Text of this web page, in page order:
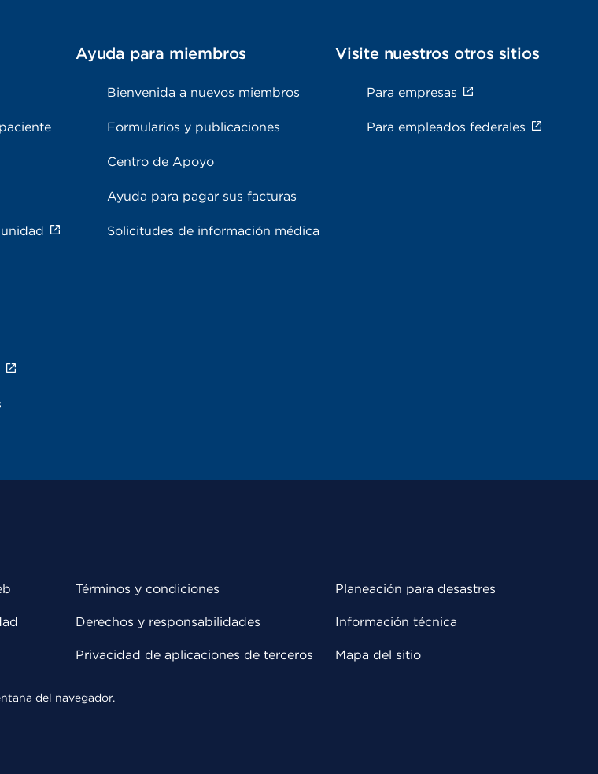
Ayuda para miembros
Bienvenida a nuevos miembros
Formularios y publicaciones
Centro de Apoyo
Ayuda para pagar sus facturas
Solicitudes de información médica
Visite nuestros otros sitios
Para empresas
Para empleados federales
Términos y condiciones
Derechos y responsabilidades
Privacidad de aplicaciones de terceros
Planeación para desastres
Información técnica
Mapa del sitio
del navegador.